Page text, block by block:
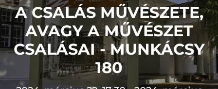
A CSALÁS MŰVÉSZETE,
AVAGY A MŰVÉSZET
CSALÁSAI - MUNKÁCSY
180